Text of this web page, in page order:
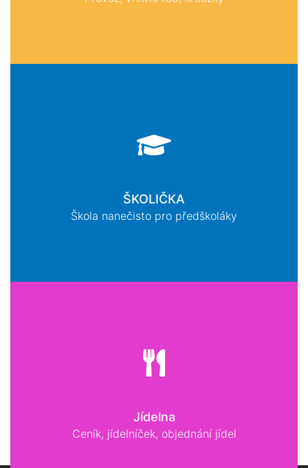
ŠKOLIČKA
Škola nanečisto pro předškoláky
Jídelna
Ceník, jídelníček, objednání jídel